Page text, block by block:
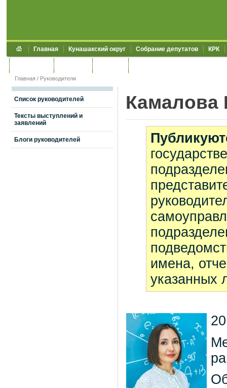
Главная Кунашакский округ Собрание депутатов КРК
Главная / Руководители
Список руководителей
Тексты выступлений и
заявлений
Блоги руководителей
Камалова
имена,
указанных